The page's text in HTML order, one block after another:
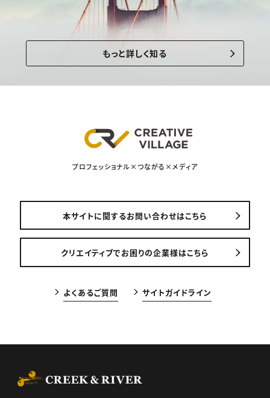
もっと詳しく知る
プロフェッショナル×つながる×メディア
本サイトに関するお問い合わせはこちら
クリエイティブでお困りの企業様はこちら
よくあるご質問 サイトガイドライン